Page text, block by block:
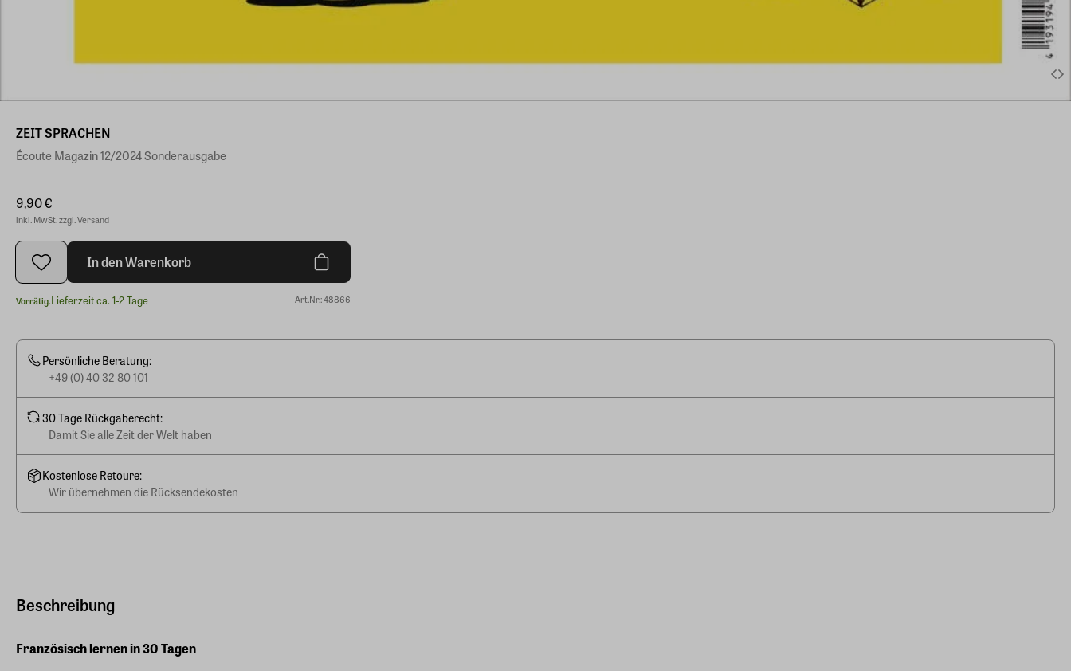
Beschreibung
Französisch lernen in 30 Tagen
ZEIT SPRACHEN
Écoute Magazin 12/2024 Sonderausgabe
9,90 €
inkl. MwSt. zzgl. Versand
In den Warenkorb
Vorrätig.Lieferzeit ca. 1-2 Tage Art.Nr.: 48866
Persönliche Beratung:
+49 (0) 40 32 80 101
30 Tage Rückgaberecht:
Damit Sie alle Zeit der Welt haben
Kostenlose Retoure:
Wir übernehmen die Rücksendekosten